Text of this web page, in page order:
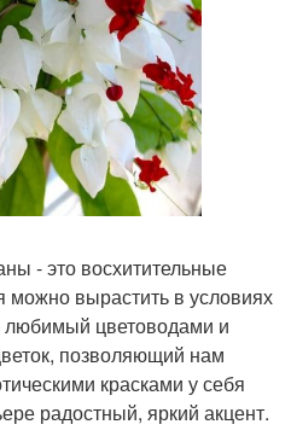
- это восхитительные
можно вырастить в условиях
любимый цветоводами и
позволяющий нам
красками у себя
радостный, яркий акцент.